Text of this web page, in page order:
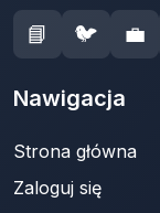
📘 🐦 💼
Nawigacja
Strona główna
Zaloguj się